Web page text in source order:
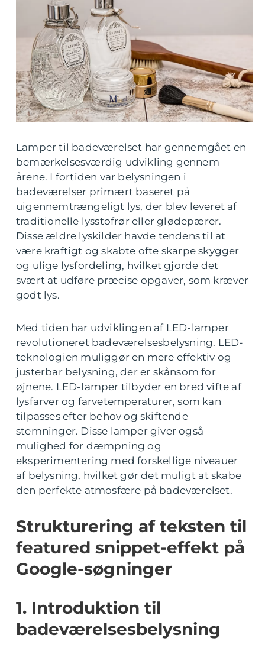
Lamper til badeværelset har gennemgået en
bemærkelsesværdig udvikling gennem
årene. I fortiden var belysningen i
badeværelser primært baseret på
uigennemtrængeligt lys, der blev leveret af
traditionelle lysstofrør eller glødepærer.
Disse ældre lyskilder havde tendens til at
være kraftigt og skabte ofte skarpe skygger
og ulige lysfordeling, hvilket gjorde det
svært at udføre præcise opgaver, som kræver
godt lys.
Med tiden har udviklingen af LED-lamper
revolutioneret badeværelsesbelysning. LED-
teknologien muliggør en mere effektiv og
justerbar belysning, der er skånsom for
øjnene. LED-lamper tilbyder en bred vifte af
lysfarver og farvetemperaturer, som kan
tilpasses efter behov og skiftende
stemninger. Disse lamper giver også
mulighed for dæmpning og
eksperimentering med forskellige niveauer
af belysning, hvilket gør det muligt at skabe
den perfekte atmosfære på badeværelset.
Strukturering af teksten til
featured snippet-effekt på
Google-søgninger
1. Introduktion til
badeværelsesbelysning